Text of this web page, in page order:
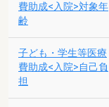
費助成<入院>対象年
齢
子ども・学生等医療
費助成<入院>自己負
担